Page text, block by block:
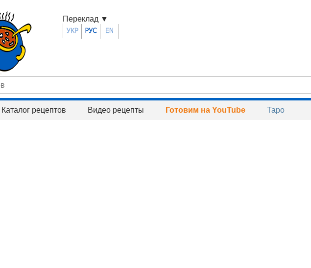
Переклад ▼
Каталог рецептов Видео рецепты Готовим на YouTube Таро